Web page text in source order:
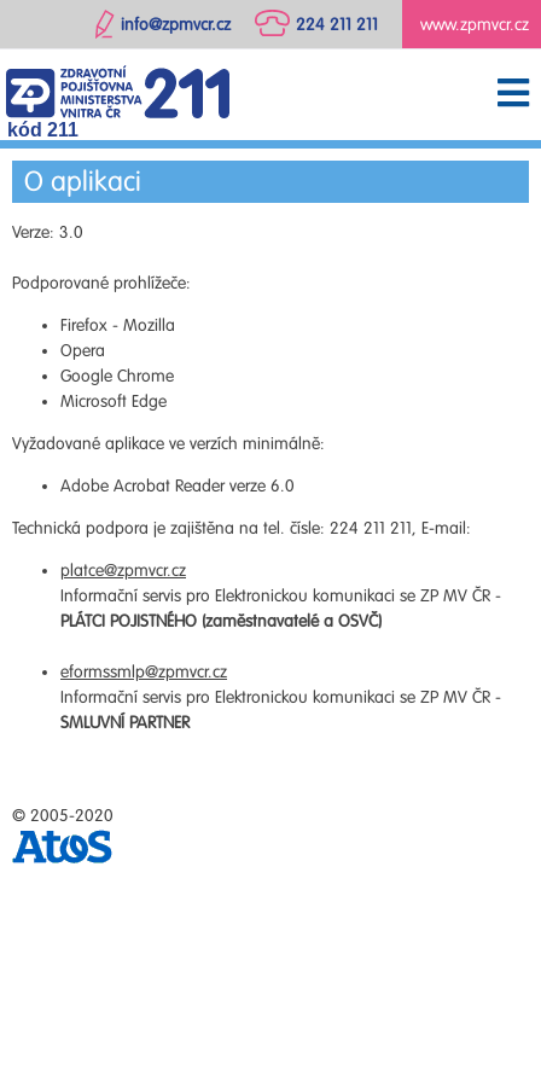
www.zpmvcr.cz
224 211 211
info@zpmvcr.cz
kód 211
O aplikaci
Verze: 3.0
Podporované prohlížeče:
Firefox - Mozilla
Opera
Google Chrome
Microsoft Edge
Vyžadované aplikace ve verzích minimálně:
Adobe Acrobat Reader verze 6.0
Technická podpora je zajištěna na tel. čísle: 224 211 211, E-mail:
platce@zpmvcr.cz
Informační servis pro Elektronickou komunikaci se ZP MV ČR -
PLÁTCI POJISTNÉHO (zaměstnavatelé a OSVČ)
eformssmlp@zpmvcr.cz
Informační servis pro Elektronickou komunikaci se ZP MV ČR -
SMLUVNÍ PARTNER
© 2005-2020